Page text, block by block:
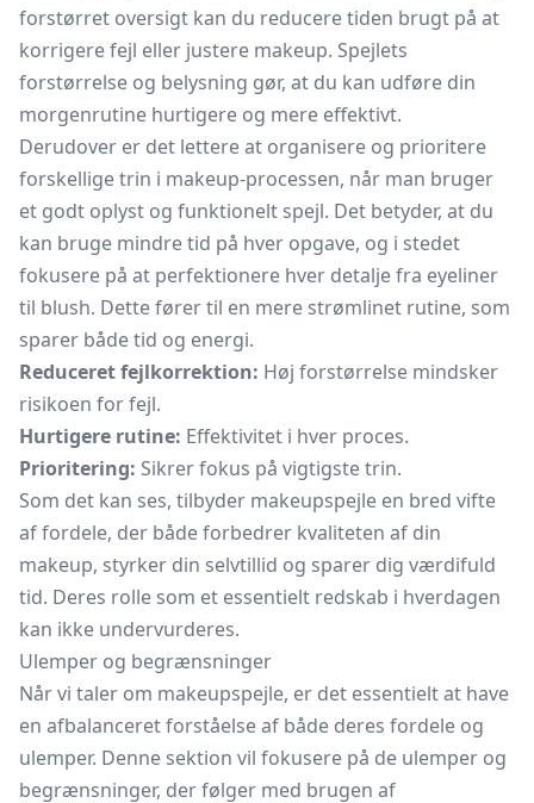
forstørret oversigt kan du reducere tiden brugt på at
korrigere fejl eller justere makeup. Spejlets
forstørrelse og belysning gør, at du kan udføre din
morgenrutine hurtigere og mere effektivt.
Derudover er det lettere at organisere og prioritere
forskellige trin i makeup-processen, når man bruger
et godt oplyst og funktionelt spejl. Det betyder, at du
kan bruge mindre tid på hver opgave, og i stedet
fokusere på at perfektionere hver detalje fra eyeliner
til blush. Dette fører til en mere strømlinet rutine, som
sparer både tid og energi.
Reduceret fejlkorrektion: Høj forstørrelse mindsker
risikoen for fejl.
Hurtigere rutine: Effektivitet i hver proces.
Prioritering: Sikrer fokus på vigtigste trin.
Som det kan ses, tilbyder makeupspejle en bred vifte
af fordele, der både forbedrer kvaliteten af din
makeup, styrker din selvtillid og sparer dig værdifuld
tid. Deres rolle som et essentielt redskab i hverdagen
kan ikke undervurderes.
Ulemper og begrænsninger
Når vi taler om makeupspejle, er det essentielt at have
en afbalanceret forståelse af både deres fordele og
ulemper. Denne sektion vil fokusere på de ulemper og
begrænsninger, der følger med brugen af